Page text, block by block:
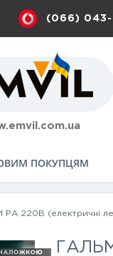
(066) 043-
ПОКУПЦЯМ
220В (електричні